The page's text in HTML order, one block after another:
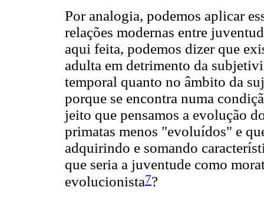
Por analogia, podemos aplicar
relações modernas entre
aqui feita, podemos dizer que
adulta em detrimento da
temporal quanto no âmbito da
porque se encontra numa
jeito que pensamos a evolução
primatas menos "evoluídos" e
adquirindo e somando
que seria a juventude como
evolucionista7?